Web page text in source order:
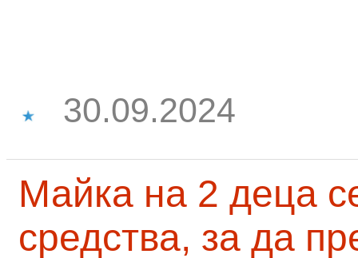
30.09.2024
Майка на 2 деца
средства, за да